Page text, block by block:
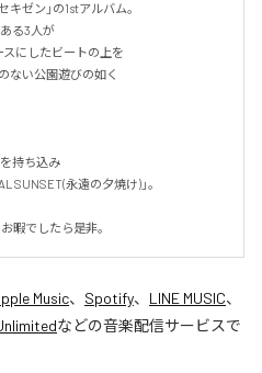
ゼン」の1stアルバム。
る3人が
にしたビートの上を
ない公園遊びの如く
持ち込み
SUNSET(永遠の夕焼け)」。
暇でしたら是非。
Music、 Spotify、 LINE MUSIC、
などの音楽配信サービスで